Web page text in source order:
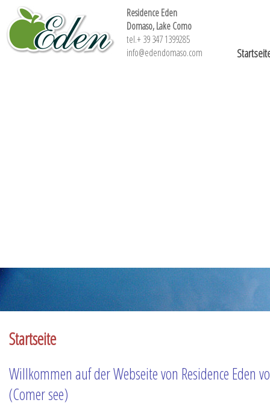
Residence Eden
Domaso, Lake Como
tel.+ 39 347 1399285
info@edendomaso.com
Startseite
Willkommen auf der Webseite von Residence Eden
(Comer see)